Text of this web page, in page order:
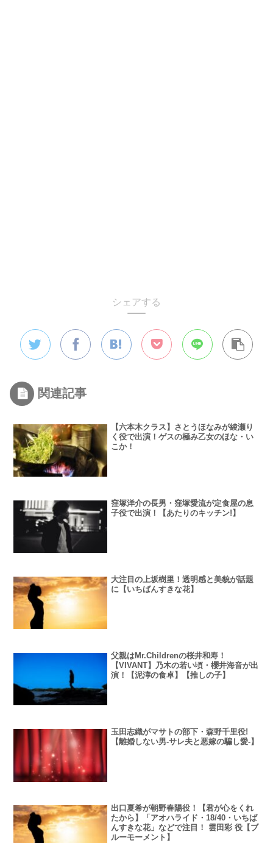
シェアする
関連記事
【六本木クラス】さとうほなみが綾瀬り
く役で出演！ゲスの極み乙女のほな・い
こか！
窪塚洋介の長男・窪塚愛流が定食屋の息
子役で出演！【あたりのキッチン!】
大注目の上坂樹里！透明感と美貌が話題
に【いちばんすきな花】
父親はMr.Childrenの桜井和寿！
【VIVANT】乃木の若い頃・櫻井海音が出
演！【泥濘の食卓】【推しの子】
玉田志織がマサトの部下・森野千里役!
【離婚しない男-サレ夫と悪嫁の騙し愛-】
出口夏希が朝野春陽役！【君が心をくれ
たから】「アオハライド・18/40・いちば
んすきな花」などで注目！ 雲田彩 役【ブ
ルーモーメント】